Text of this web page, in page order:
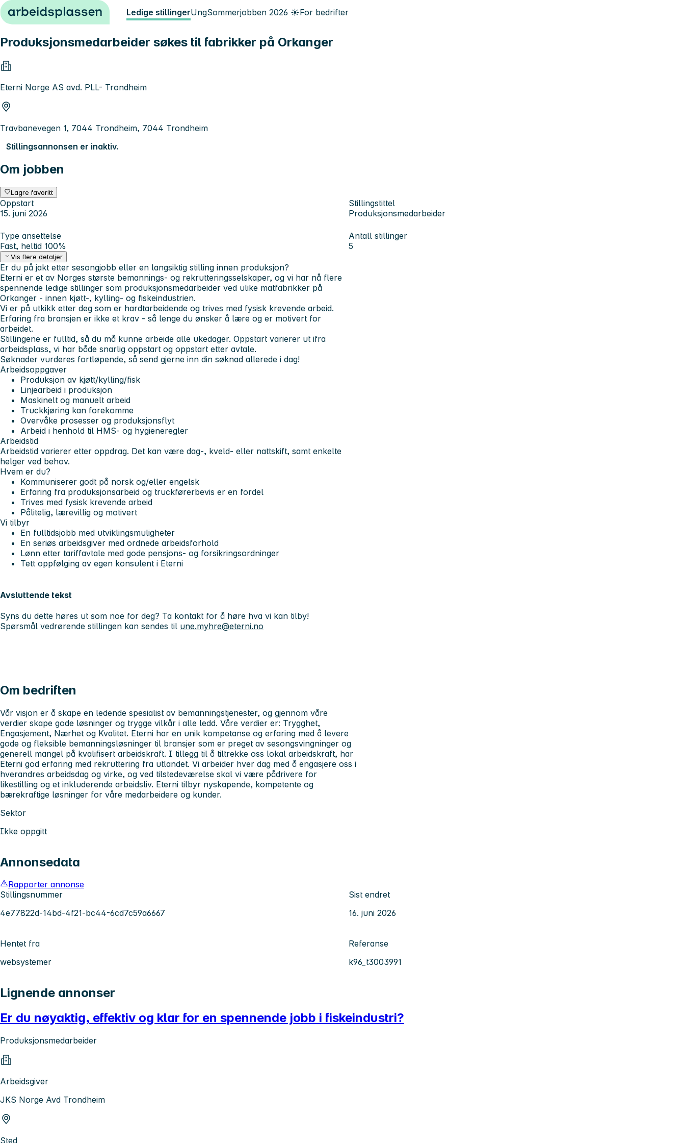
Hopp til innhold Ledige stillingerUngSommerjobben 2026 ☀️For bedrifter
Produksjonsmedarbeider søkes til fabrikker på Orkanger
Eterni Norge AS avd. PLL- Trondheim
Travbanevegen 1, 7044 Trondheim, 7044 Trondheim
Stillingsannonsen er inaktiv.
Om jobben
Lagre favoritt
Oppstart
15. juni 2026
Stillingstittel
Produksjonsmedarbeider
Type ansettelse
Fast, heltid 100%
Antall stillinger
5
Vis flere detaljer
Er du på jakt etter sesongjobb eller en langsiktig stilling innen produksjon?
Eterni er et av Norges største bemannings- og rekrutteringsselskaper, og vi har nå flere
spennende ledige stillinger som produksjonsmedarbeider ved ulike matfabrikker på
Orkanger - innen kjøtt-, kylling- og fiskeindustrien.
Vi er på utkikk etter deg som er hardtarbeidende og trives med fysisk krevende arbeid.
Erfaring fra bransjen er ikke et krav - så lenge du ønsker å lære og er motivert for
arbeidet.
Stillingene er fulltid, så du må kunne arbeide alle ukedager. Oppstart varierer ut ifra
arbeidsplass, vi har både snarlig oppstart og oppstart etter avtale.
Søknader vurderes fortløpende, så send gjerne inn din søknad allerede i dag!
Arbeidsoppgaver
Produksjon av kjøtt/kylling/fisk
Linjearbeid i produksjon
Maskinelt og manuelt arbeid
Truckkjøring kan forekomme
Overvåke prosesser og produksjonsflyt
Arbeid i henhold til HMS- og hygieneregler
Arbeidstid
Arbeidstid varierer etter oppdrag. Det kan være dag-, kveld- eller nattskift, samt enkelte
helger ved behov.
Hvem er du?
Kommuniserer godt på norsk og/eller engelsk
Erfaring fra produksjonsarbeid og truckførerbevis er en fordel
Trives med fysisk krevende arbeid
Pålitelig, lærevillig og motivert
Vi tilbyr
En fulltidsjobb med utviklingsmuligheter
En seriøs arbeidsgiver med ordnede arbeidsforhold
Lønn etter tariffavtale med gode pensjons- og forsikringsordninger
Tett oppfølging av egen konsulent i Eterni
Avsluttende tekst
Syns du dette høres ut som noe for deg? Ta kontakt for å høre hva vi kan tilby!
Spørsmål vedrørende stillingen kan sendes til une.myhre@eterni.no
Om bedriften
Vår visjon er å skape en ledende spesialist av bemanningstjenester, og gjennom våre
verdier skape gode løsninger og trygge vilkår i alle ledd. Våre verdier er: Trygghet,
Engasjement, Nærhet og Kvalitet. Eterni har en unik kompetanse og erfaring med å levere
gode og fleksible bemanningsløsninger til bransjer som er preget av sesongsvingninger og
generell mangel på kvalifisert arbeidskraft. I tillegg til å tiltrekke oss lokal arbeidskraft, har
Eterni god erfaring med rekruttering fra utlandet. Vi arbeider hver dag med å engasjere oss i
hverandres arbeidsdag og virke, og ved tilstedeværelse skal vi være pådrivere for
likestilling og et inkluderende arbeidsliv. Eterni tilbyr nyskapende, kompetente og
bærekraftige løsninger for våre medarbeidere og kunder.
Sektor
Ikke oppgitt
Annonsedata
Rapporter annonse
Stillingsnummer
4e77822d-14bd-4f21-bc44-6cd7c59a6667
Sist endret
16. juni 2026
Hentet fra
websystemer
Referanse
k96_t3003991
Lignende annonser
Er du nøyaktig, effektiv og klar for en spennende jobb i fiskeindustri?
Produksjonsmedarbeider
Arbeidsgiver
JKS Norge Avd Trondheim
Sted